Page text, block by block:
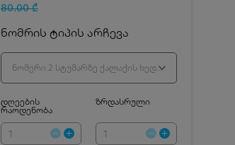
80.00 ₾
ნომრის ტიპის არჩევა
ნომერი 2 სტუმარზე ქალაქის ხედით
დღეების
რაოდენობა
ზრდასრული